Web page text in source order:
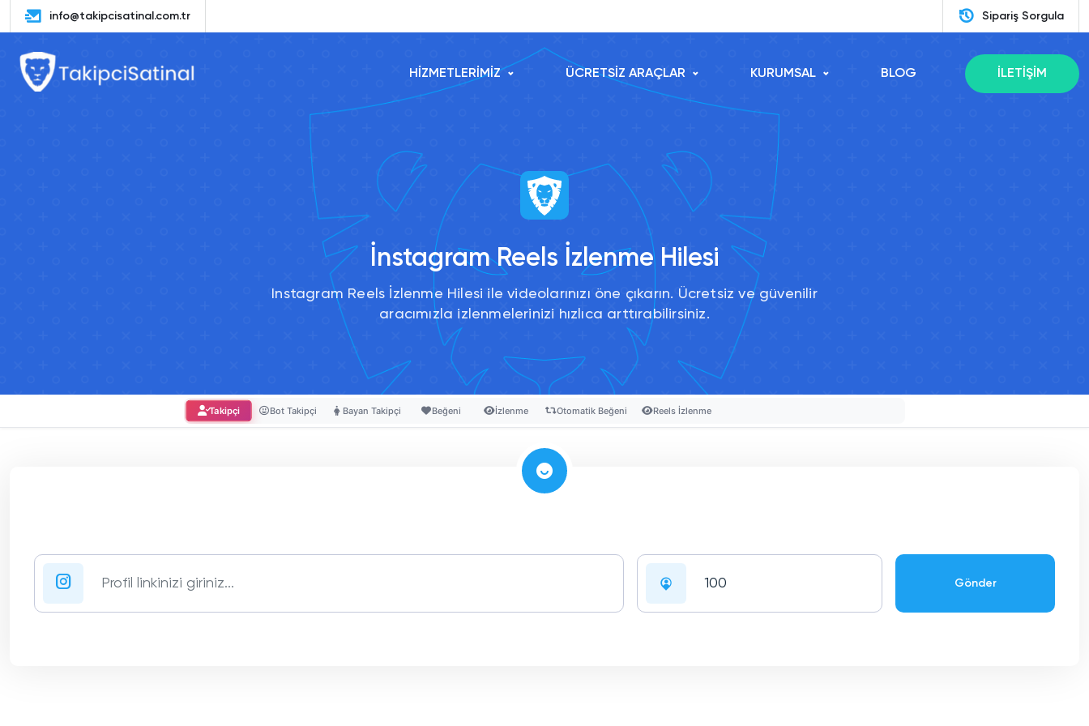
info@takipcisatinal.com.tr Sipariş Sorgula
HİZMETLERİMİZ ÜCRETSİZ ARAÇLAR KURUMSAL BLOG İLETİŞİM
İnstagram Reels İzlenme Hilesi
Instagram Reels İzlenme Hilesi ile videolarınızı öne çıkarın. Ücretsiz ve güvenilir
aracımızla izlenmelerinizi hızlıca arttırabilirsiniz.
Takipçi Bot Takipçi Bayan Takipçi Beğeni İzlenme Otomatik Beğeni Reels İzlenme
Gönder